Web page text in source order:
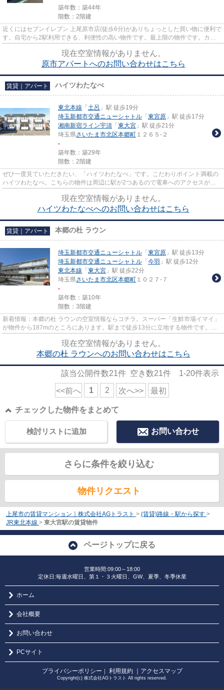
築年数：築44年
階数：2階建
近くにはセブンイレブン 上尾原市店(徒歩6分)がありちょっとした買い物に便利で
す。自宅から2駅利用できる、利便性の高い物件です。最上階の物件です。カー
現在空室情報がありません。
原市アパートへのお問い合わせはこちら
賃貸｜アパート ハイツわたなべ
東北本線 「 土呂 」駅 徒歩19分
埼玉新都市交通ニューシャトル 「 東宮原 」駅 徒歩17分
湘南新宿ライン宇須 「 東大宮 」駅 徒歩21分
埼玉県さいたま市北区本郷町 １２６５-２
-
築年数：築29年
階数：2階建
ぜひ一度見ていただきたい、「ハイツわたなべ」です。こだわりポイント満載の
ハイツわたなべ。こちらの物件は周辺に駅が2つあるので電車へのアクセスが便
現在空室情報がありません。
ハイツわたなべへのお問い合わせはこちら
賃貸｜アパート 本郷の杜 ラウン
埼玉新都市交通ニューシャトル 「 東宮原 」駅 徒歩13分
埼玉新都市交通ニューシャトル 「 今羽 」駅 徒歩12分
東北本線 「 東大宮 」駅 徒歩22分
埼玉県さいたま市北区本郷町 １０２７-７
-
築年数：築10年
階数：3階建
新着情報：本郷の杜 ラウンの空室情報ならコチラ。スーパー「生鮮市場イマイ」
が物件から187mのところにあります。駅まで徒歩13分に立地する物件です。敷
現在空室情報がありません。
本郷の杜 ラウンへのお問い合わせはこちら
該当公開件数21件 空き数21件 1-20件表示
<<前へ 1 2 次へ>> 最初
チェックした物件をまとめて
お問い合わせ
検討リストに追加
さらに条件を絞り込む
物件リクエスト
上尾市の賃貸マンション｜株式会社AGトラスト > (賃貸)路線・駅から探す >
JR東北本線 > 東大宮駅の賃貸物件
ページトップに戻る
営業時間:09:00～18:00
定休日:毎週水曜日、第１・３火曜日、GW、夏季、冬季休業
ホーム
会社概要
お問い合わせ
PCサイト
プライバシーポリシー ｜ 利用規約 ｜アクセスマップ
Copyright(c) 株式会社AGトラスト All rights reserved.